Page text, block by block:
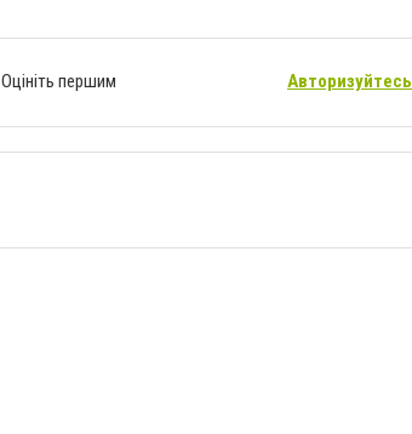
Оцініть першим Авторизуйтесь